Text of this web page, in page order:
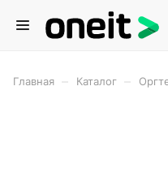
Главная Каталог